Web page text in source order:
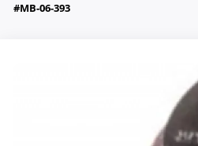
#MB-06-393